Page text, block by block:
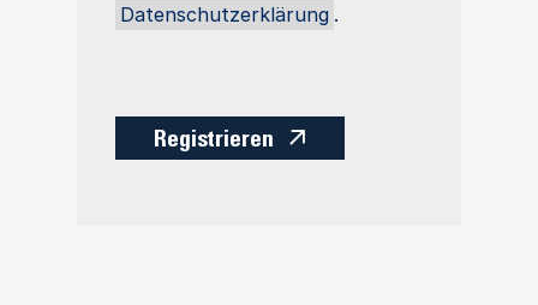
Datenschutzerklärung .
Registrieren